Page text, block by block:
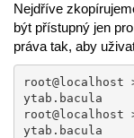
Nejdříve
být přístupný jen
práva tak, aby
ytab.bacula
root@localhost
ytab.bacula